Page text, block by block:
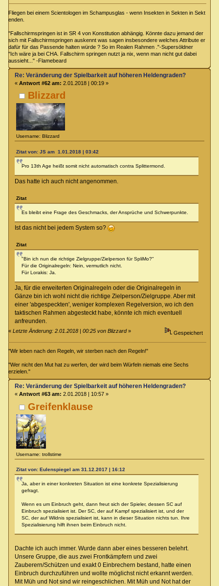
Fliegen bei einem Scientologen im Schampusglas - wenn Insekten in Sekten in Sekt
enden.
"Fallschirmspringen ist in SR 4 von Konstitution abhängig. Könnte dazu jemand der
sich mit Fallschirmspringen auskennt was sagen insbesondere welches Attribute er
dafür für das Passende halten würde ? So im Realen Rahmen ."-Supersöldner
"Ich wäre ja bei CHA. Fallschirm springen nutzt ja nix, wenn man nicht gut dabei
aussieht..." -Flamebeard
Blizzard
Username: Blizzard
Re: Veränderung der Spielbarkeit auf höheren Heldengraden?
« Antwort #62 am: 2.01.2018 | 00:19 »
Zitat von: JS am 1.01.2018 | 03:42
Pro 13th Age heißt somit nicht automatisch contra Splittermond.
Das hatte ich auch nicht angenommen.
Zitat
Es bleibt eine Frage des Geschmacks, der Ansprüche und Schwerpunkte.
Ist das nicht bei jedem System so?
Zitat
"Bin ich nun die richtige Zielgruppe/Zielperson für SpliMo?"
Für die Originalregeln: Nein, vermutlich nicht.
Für Lorakis: Ja.
Ja, für die erweiterten Originalregeln oder die Originalregeln in
Gänze bin ich wohl nicht die richtige Zielperson/Zielgruppe. Aber mit
einer 'abgespeckten', weniger komplexen Regelversion, wo ich den
taktischen Rahmen abgesteckt habe, könnte ich mich eventuell
anfreunden.
«Letzte Änderung: 2.01.2018 | 00:25 von Blizzard» Gespeichert
"Wir leben nach den Regeln, wir sterben nach den Regeln!"
"Wer nicht den Mut hat zu werfen, der wird beim Würfeln niemals eine Sechs
erzielen."
Greifenklause
Username: trollstime
Re: Veränderung der Spielbarkeit auf höheren Heldengraden?
« Antwort #63 am: 2.01.2018 | 10:57 »
Zitat von: Eulenspiegel am 31.12.2017 | 16:12
Ja, aber in einer konkreten Situation ist eine konkrete Spezialisierung
gefragt.
Wenn es um Einbruch geht, dann freut sich der Spieler, dessen SC auf
Einbruch spezialisiert ist. Der SC, der auf Kampf spezialisiert ist, und der
SC, der auf Wildnis spezialisiert ist, kann in dieser Situation nichts tun. Ihre
Spezialisierung hilft ihnen beim Einbruch nicht.
Dachte ich auch immer. Wurde dann aber eines besseren belehrt.
Unsere Gruppe, die aus zwei Frontkämpfern und zwei
Zauberern/Schützen und exakt 0 Einbrechern bestand, hatte einen
Einbruch durchzuführen und wollte möglichst nicht erkannt werden.
Mit Müh und Not sind wir reingeschlichen. Mit Müh und Not hat der